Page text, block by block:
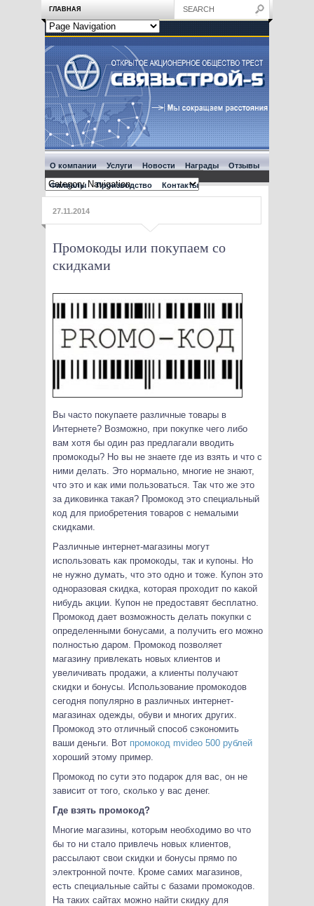
ГЛАВНАЯ
О компании Услуги Новости Награды Отзывы
Филиалы Производство Контакты
27.11.2014
Промокоды или покупаем со
скидками
Вы часто покупаете различные товары в
Интернете? Возможно, при покупке чего либо
вам хотя бы один раз предлагали вводить
промокоды? Но вы не знаете где из взять и что с
ними делать. Это нормально, многие не знают,
что это и как ими пользоваться. Так что же это
за диковинка такая? Промокод это специальный
код для приобретения товаров с немалыми
скидками.
Различные интернет-магазины могут
использовать как промокоды, так и купоны. Но
не нужно думать, что это одно и тоже. Купон это
одноразовая скидка, которая проходит по какой
нибудь акции. Купон не предоставят бесплатно.
Промокод дает возможность делать покупки с
определенными бонусами, а получить его можно
полностью даром. Промокод позволяет
магазину привлекать новых клиентов и
увеличивать продажи, а клиенты получают
скидки и бонусы. Использование промокодов
сегодня популярно в различных интернет-
магазинах одежды, обуви и многих других.
Промокод это отличный способ сэкономить
ваши деньги. Вот промокод mvideo 500 рублей
хороший этому пример.
Промокод по сути это подарок для вас, он не
зависит от того, сколько у вас денег.
Где взять промокод?
Многие магазины, которым необходимо во что
бы то ни стало привлечь новых клиентов,
рассылают свои скидки и бонусы прямо по
электронной почте. Кроме самих магазинов,
есть специальные сайты с базами промокодов.
На таких сайтах можно найти скидку для